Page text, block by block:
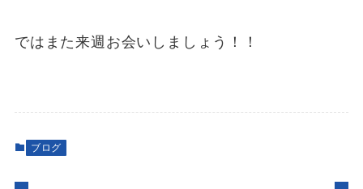
ではまた来週お会いしましょう！！
ブログ